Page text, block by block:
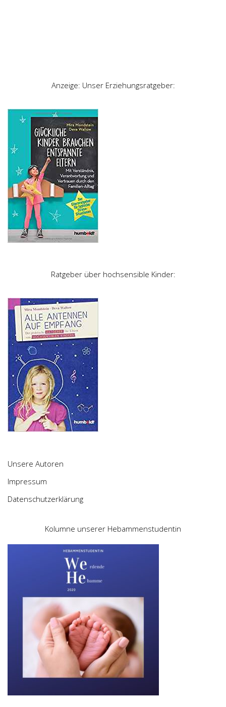
Anzeige: Unser Erziehungsratgeber:
Ratgeber über hochsensible Kinder:
Unsere Autoren
Impressum
Datenschutzerklärung
Kolumne unserer Hebammenstudentin